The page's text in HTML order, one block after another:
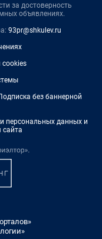
за достоверность
объявлениях.
93pr@shkulev.ru
cookies
без баннерной
персональных данных и
сайта